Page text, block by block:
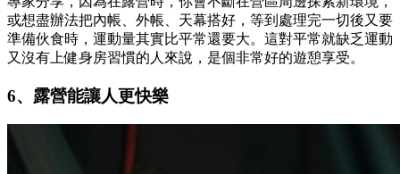
或想盡辦法把內帳、外帳、天幕搭好，等到處理完一切後又要
準備伙食時，運動量其實比平常還要大。這對平常就缺乏運動
又沒有上健身房習慣的人來說，是個非常好的遊憩享受。
6、露營能讓人更快樂